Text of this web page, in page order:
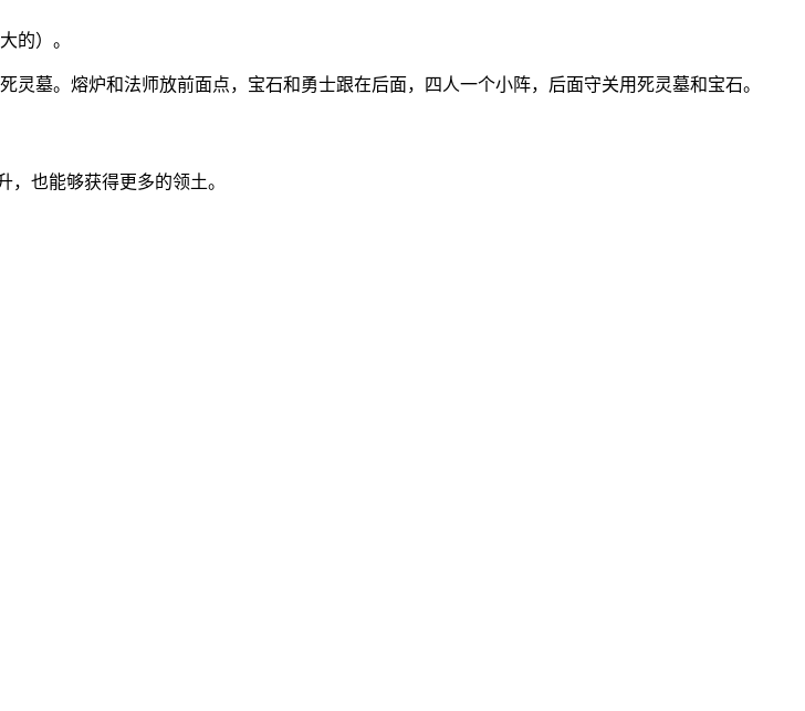
的）。
墓。熔炉和法师放前面点，宝石和勇士跟在后面，四人一个小阵，后面守关用死灵墓和宝石。
也能够获得更多的领土。